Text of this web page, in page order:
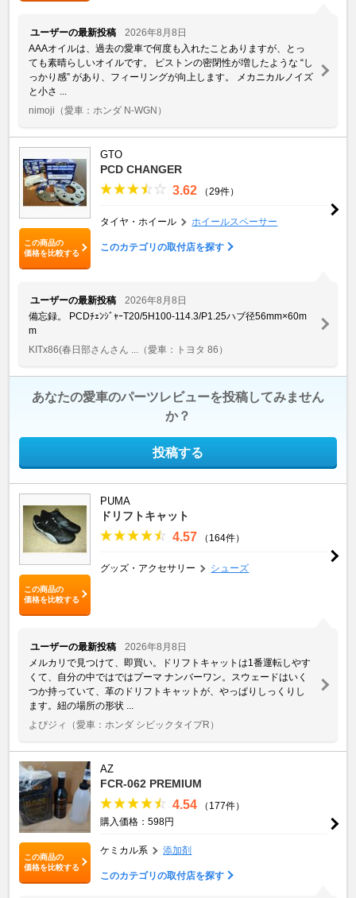
ユーザーの最新投稿
2026年8月8日
AAAオイルは、過去の愛車で何度も入れたことありますが、とっ
ても素晴らしいオイルです。 ピストンの密閉性が増したような “し
っかり感” があり、フィーリングが向上します。 メカニカルノイズ
と小さ ...
nimoji （愛車：ホンダ N-WGN）
この商品の
価格を比較する
GTO
PCD CHANGER
3.62 （29件）
タイヤ・ホイール ホイールスペーサー
このカテゴリの取付店を探す
ユーザーの最新投稿
2026年8月8日
備忘録。 PCDﾁｪﾝｼﾞｬｰT20/5H100-114.3/P1.25ハブ径56mm×60m
m
KITx86(春日部さんさん ...
（愛車：トヨタ 86）
あなたの愛車のパーツレビューを投稿してみません
か？
投稿する
この商品の
価格を比較する
PUMA
ドリフトキャット
4.57 （164件）
グッズ・アクセサリー シューズ
ユーザーの最新投稿
2026年8月8日
メルカリで見つけて、即買い。ドリフトキャットは1番運転しやす
くて、自分の中ではではプーマ ナンバーワン。スウェードはいく
つか持っていて、革のドリフトキャットが、やっぱりしっくりし
ます。紐の場所の形状 ...
よぴジィ
（愛車：ホンダ シビックタイプR）
この商品の
価格を比較する
AZ
FCR-062 PREMIUM
4.54
（177件）
購入価格：598円
ケミカル系 添加剤
このカテゴリの取付店を探す